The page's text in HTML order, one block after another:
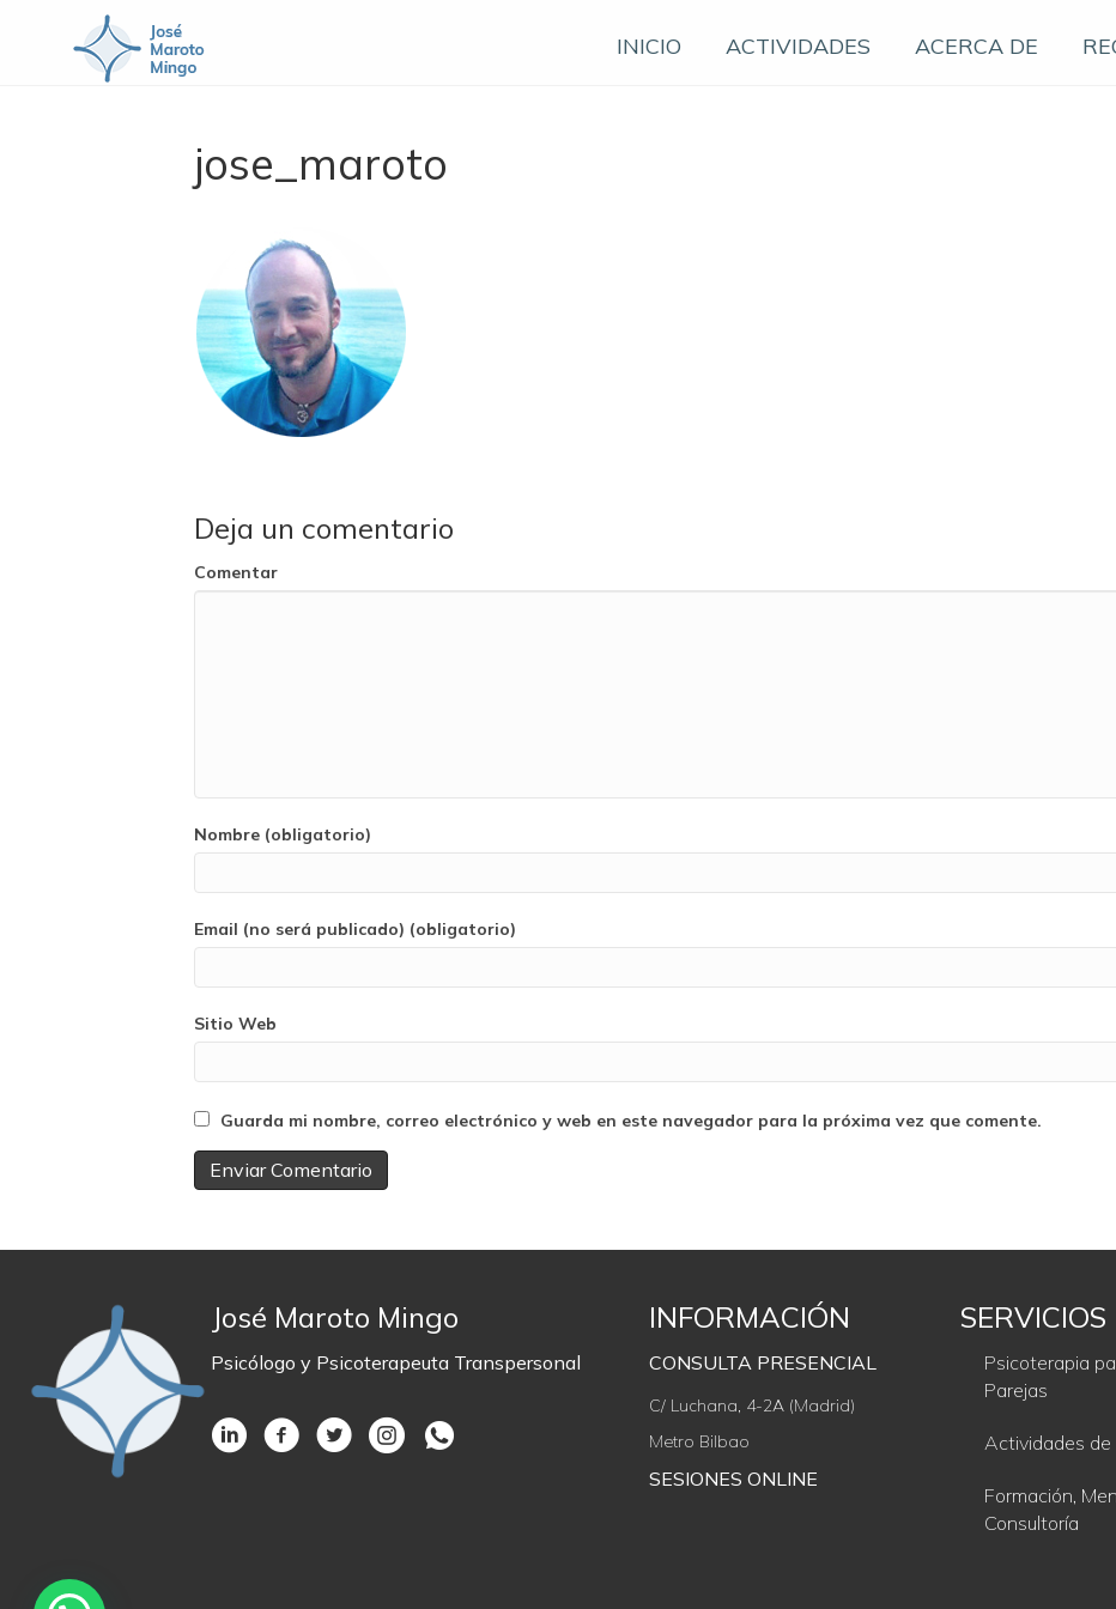
INICIO ACTIVIDADES ACERCA DE
jose_maroto
Deja un comentario
Comentar
Nombre (obligatorio)
Email (no será publicado) (obligatorio)
Sitio Web
Guarda mi nombre, correo electrónico y web en este navegador para la próxima vez que comente.
José Maroto Mingo
Psicólogo y Psicoterapeuta Transpersonal
INFORMACIÓN
CONSULTA PRESENCIAL
C/ Luchana, 4-2A (Madrid)
Metro Bilbao
SESIONES ONLINE
SERVICIOS
Psicoterapia
Parejas
Actividades
Formación,
Consultoría